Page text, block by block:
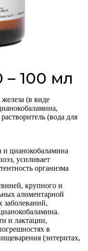
100 мл
(в виде
(вода для
и цианокобаламина
усиливает
организма
крупного и
алиментарной
и лактации,
в
(энтеритах,